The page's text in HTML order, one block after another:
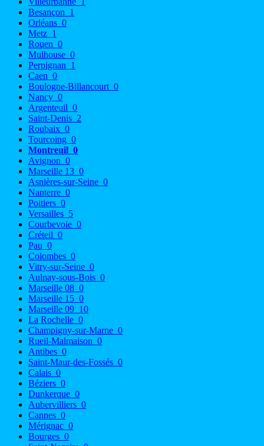
Besançon 1
Orléans 0
Metz 1
Rouen 0
Mulhouse 0
Perpignan 1
Caen 0
Boulogne-Billancourt 0
Nancy 0
Argenteuil 0
Saint-Denis 2
Roubaix 0
Tourcoing 0
Montreuil 0
Avignon 0
Marseille 13 0
Asnières-sur-Seine 0
Nanterre 0
Poitiers 0
Versailles 5
Courbevoie 0
Créteil 0
Pau 0
Colombes 0
Vitry-sur-Seine 0
Aulnay-sous-Bois 0
Marseille 08 0
Marseille 15 0
Marseille 09 10
La Rochelle 0
Champigny-sur-Marne 0
Rueil-Malmaison 0
Antibes 0
Saint-Maur-des-Fossés 0
Calais 0
Béziers 0
Dunkerque 0
Aubervilliers 0
Cannes 0
Mérignac 0
Bourges 0